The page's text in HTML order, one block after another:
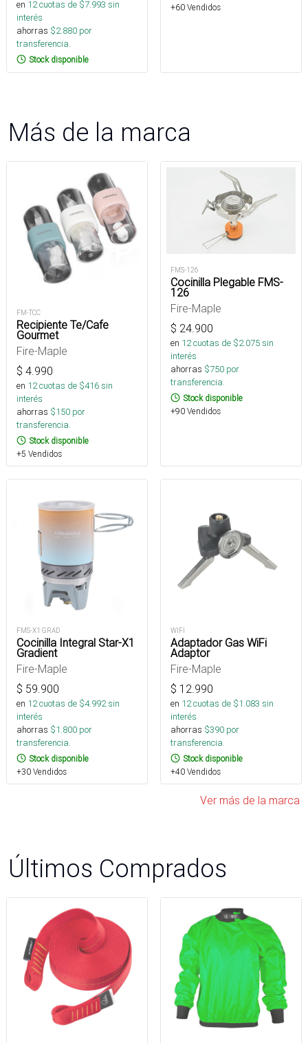
en 12cuotas de $7.993 sin
interés
ahorras $2.880 por
transferencia.
Stock disponible
+60 Vendidos
Más de la marca
FM-TCC
Recipiente Te/Cafe
Gourmet
Fire-Maple
$ 4.990
en 12cuotas de $416sin
interés
ahorras $150 por
transferencia.
Stock disponible
+5 Vendidos
FMS-126
Cocinilla Plegable FMS-
126
Fire-Maple
$ 24.900
en 12cuotas de $2.075sin
interés
ahorras $750 por
transferencia.
Stock disponible
+90 Vendidos
FMS-X1 GRAD
Cocinilla Integral Star-X1
Gradient
Fire-Maple
$ 59.900
en 12cuotas de $4.992sin
interés
ahorras $1.800 por
transferencia.
Stock disponible
+30 Vendidos
WIFI
Adaptador Gas WiFi
Adaptor
Fire-Maple
$ 12.990
en 12cuotas de $1.083 sin
interés
ahorras $390 por
transferencia.
Stock disponible
+40 Vendidos
Ver más de la marca
Últimos Comprados